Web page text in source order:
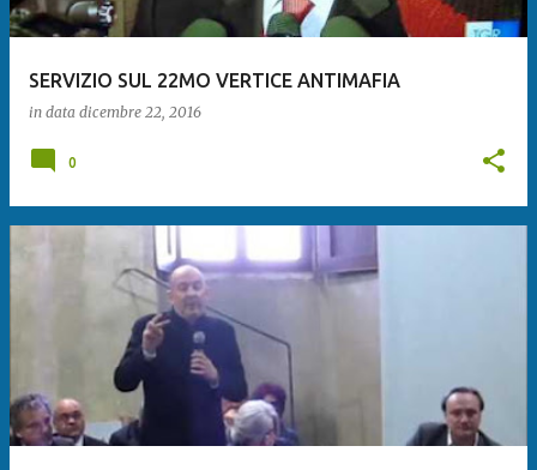
SERVIZIO SUL 22MO VERTICE ANTIMAFIA
in data dicembre 22, 2016
0